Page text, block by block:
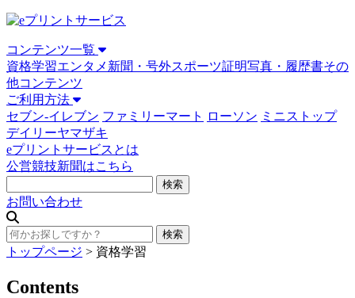
コンテンツ一覧
資格学習エンタメ 新聞・号外スポーツ証明写真・履歴書その
他コンテンツ
ご利用方法
セブン-イレブン ファミリーマート ローソン ミニストップ
デイリーヤマザキ
eプリントサービスとは
公営競技新聞はこちら
お問い合わせ
トップページ > 資格学習
Contents